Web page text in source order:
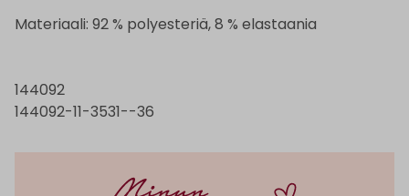
Materiaali: 92 % polyesteriä, 8 % elastaania
144092
144092-11-3531--36